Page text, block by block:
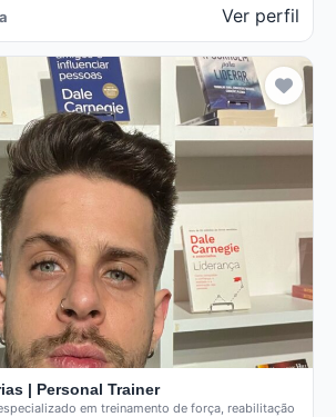
Ver perfil
| Personal Trainer
em treinamento de força, reabilitação